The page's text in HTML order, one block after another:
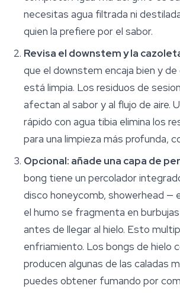
necesitas agua filtrada ni
quien la prefiere por el sabor.
Revisa el downstem y la
que el downstem encaja bien y
está limpia. Los residuos de
afectan al sabor y al flujo de aire.
rápido con agua tibia elimina los
para una limpieza más profunda,
Opcional: añade una capa de
bong tiene un percolador
disco honeycomb, showerhead —
el humo se fragmenta en
antes de llegar al hielo. Esto
enfriamiento. Los bongs de hielo
producen algunas de las caladas
puedes obtener fumando por